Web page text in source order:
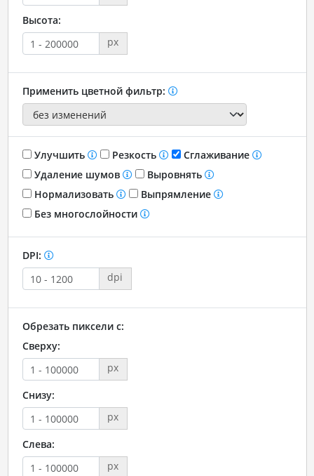
Высота:
px
Применить цветной фильтр:
Улучшить Резкость
Сглаживание
Удаление шумов
Выровнять
Нормализовать
Выпрямление
Без многослойности
DPI:
dpi
Обрезать пиксели с:
Сверху:
px
Снизу:
px
Слева:
px